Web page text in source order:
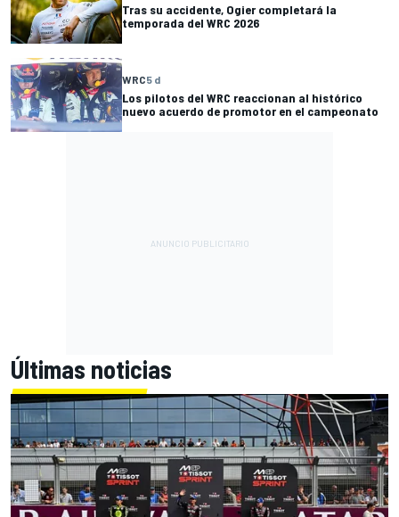
Tras su accidente, Ogier completará la
temporada del WRC 2026
WRC5 d
Los pilotos del WRC reaccionan al histórico
nuevo acuerdo de promotor en el campeonato
Últimas noticias